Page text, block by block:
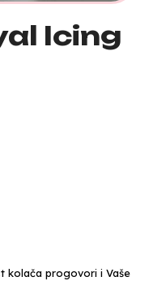
Icing
kolača progovori i Vaše